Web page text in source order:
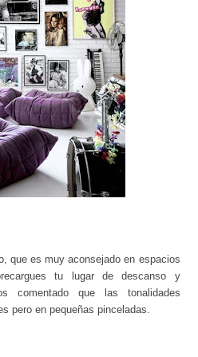
que es muy aconsejado en espacios
tu lugar de descanso y
comentado que las tonalidades
pero en pequeñas pinceladas.